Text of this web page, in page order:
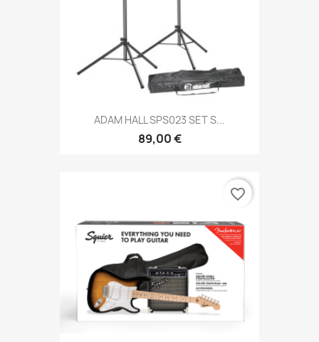
ADAM HALL SPS023 SET S...
89,00 €
favorite_border